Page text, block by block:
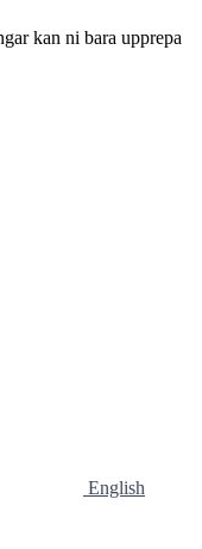
kan ni bara upprepa
English